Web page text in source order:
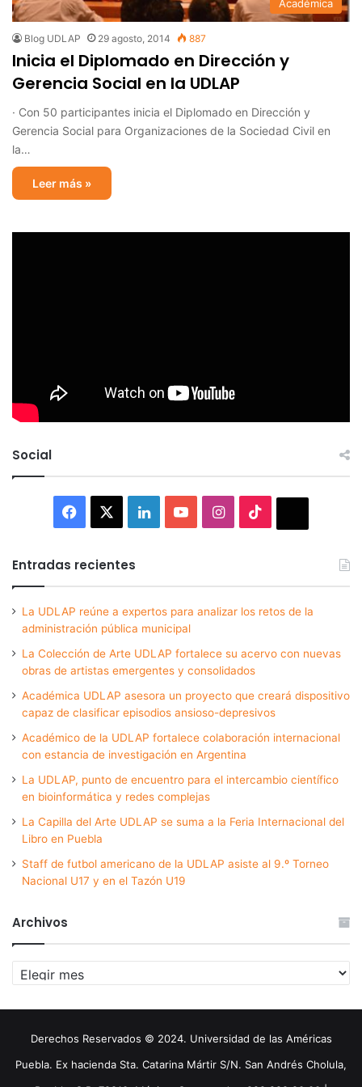
Académica
Blog UDLAP 29 agosto, 2014 887
Inicia el Diplomado en Dirección y
Gerencia Social en la UDLAP
· Con 50 participantes inicia el Diplomado en Dirección y
Gerencia Social para Organizaciones de la Sociedad Civil en
la…
Leer más »
Social
Facebook LinkedInYouTubeInstagram
Entradas recientes
La UDLAP reúne a expertos para analizar los retos de la
administración pública municipal
La Colección de Arte UDLAP fortalece su acervo con nuevas
obras de artistas emergentes y consolidados
Académica UDLAP asesora un proyecto que creará dispositivo
capaz de clasificar episodios ansioso-depresivos
Académico de la UDLAP fortalece colaboración internacional
con estancia de investigación en Argentina
La UDLAP, punto de encuentro para el intercambio científico
en bioinformática y redes complejas
La Capilla del Arte UDLAP se suma a la Feria Internacional del
Libro en Puebla
Staff de futbol americano de la UDLAP asiste al 9.º Torneo
Nacional U17 y en el Tazón U19
Archivos
Archivos
Derechos Reservados © 2024. Universidad de las Américas
Puebla. Ex hacienda Sta. Catarina Mártir S/N. San Andrés Cholula,